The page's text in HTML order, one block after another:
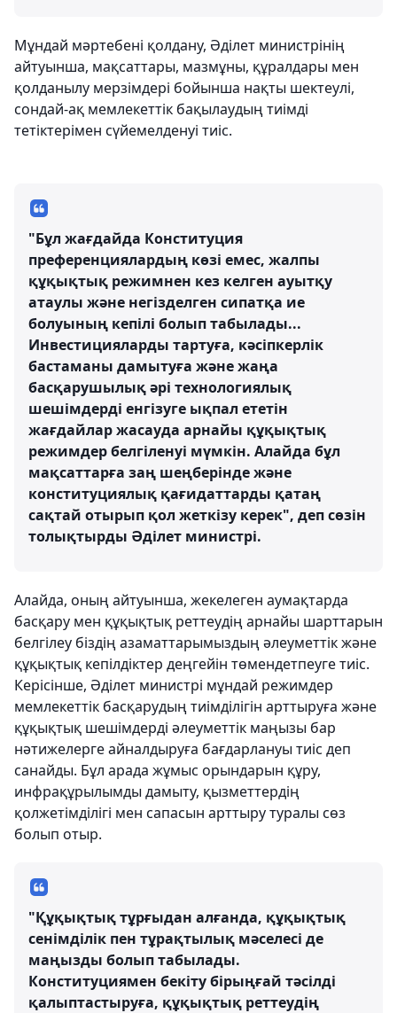
Мұндай мәртебені қолдану, Әділет министрінің
айтуынша, мақсаттары, мазмұны, құралдары мен
қолданылу мерзімдері бойынша нақты шектеулі,
сондай-ақ мемлекеттік бақылаудың тиімді
тетіктерімен сүйемелденуі тиіс.
"Бұл жағдайда Конституция
преференциялардың көзі емес, жалпы
құқықтық режимнен кез келген ауытқу
атаулы және негізделген сипатқа ие
болуының кепілі болып табылады...
Инвестицияларды тартуға, кәсіпкерлік
бастаманы дамытуға және жаңа
басқарушылық әрі технологиялық
шешімдерді енгізуге ықпал ететін
жағдайлар жасауда арнайы құқықтық
режимдер белгіленуі мүмкін. Алайда бұл
мақсаттарға заң шеңберінде және
конституциялық қағидаттарды қатаң
сақтай отырып қол жеткізу керек", деп сөзін
толықтырды Әділет министрі.
Алайда, оның айтуынша, жекелеген аумақтарда
басқару мен құқықтық реттеудің арнайы шарттарын
белгілеу біздің азаматтарымыздың әлеуметтік және
құқықтық кепілдіктер деңгейін төмендетпеуге тиіс.
Керісінше, Әділет министрі мұндай режимдер
мемлекеттік басқарудың тиімділігін арттыруға және
құқықтық шешімдерді әлеуметтік маңызы бар
нәтижелерге айналдыруға бағдарлануы тиіс деп
санайды. Бұл арада жұмыс орындарын құру,
инфрақұрылымды дамыту, қызметтердің
қолжетімділігі мен сапасын арттыру туралы сөз
болып отыр.
"Құқықтық тұрғыдан алғанда, құқықтық
сенімділік пен тұрақтылық мәселесі де
маңызды болып табылады.
Конституциямен бекіту бірыңғай тәсілді
қалыптастыруға, құқықтық реттеудің